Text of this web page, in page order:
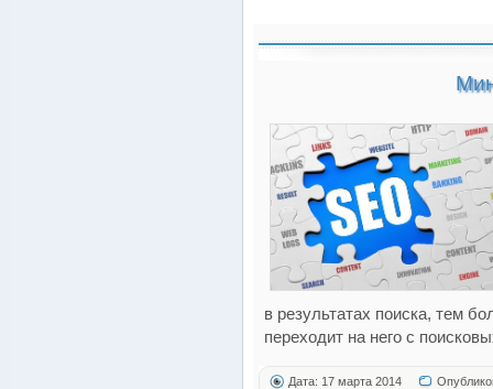
в результатах поиска, тем
переходит на него с
Дата: 17 марта 2014